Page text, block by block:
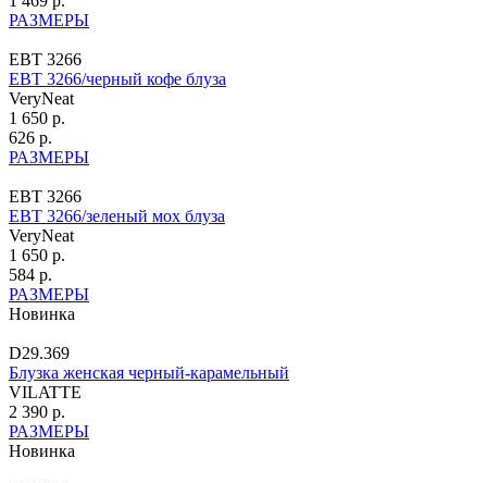
РАЗМЕРЫ
ЕВТ 3266
ЕВТ 3266/черный кофе блуза
VeryNeat
1 650 р.
626 р.
РАЗМЕРЫ
ЕВТ 3266
ЕВТ 3266/зеленый мох блуза
VeryNeat
1 650 р.
584 р.
РАЗМЕРЫ
Новинка
D29.369
Блузка женская черный-карамельный
VILATTE
2 390 р.
РАЗМЕРЫ
Новинка